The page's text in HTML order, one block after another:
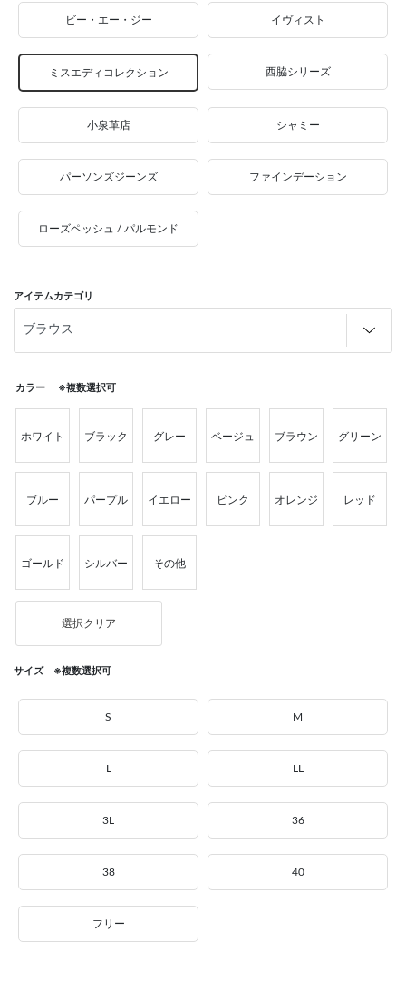
ビー・エー・ジー イヴィスト
ミスエディコレクション 西脇シリーズ
小泉革店 シャミー
パーソンズジーンズ ファインデーション
ローズペッシュ / パルモンド
アイテムカテゴリ
カラー ※複数選択可
ホワイト ブラック グレー ベージュ ブラウン グリーン
ブルー パープル イエロー ピンク オレンジ レッド
ゴールド シルバー その他
選択クリア
サイズ ※複数選択可
S M
L LL
3L 36
38 40
フリー